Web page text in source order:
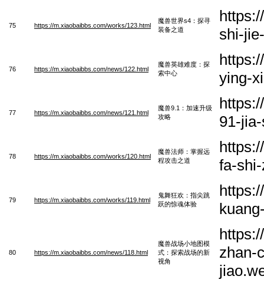
75 https://m.xiaobaibbs.com/works/123.html
魔兽世界s4：探寻
装备之道
shi-
76 https://m.xiaobaibbs.com/news/122.html
魔兽英雄难度：探
索中心
ying-
77 https://m.xiaobaibbs.com/news/121.html
魔兽9.1：加速升级
攻略
91-
78 https://m.xiaobaibbs.com/works/120.html
魔兽法师：掌握远
程攻击之道
fa-
79 https://m.xiaobaibbs.com/works/119.html
鬼舞狂欢：指尖跳
跃的惊魂体验
80 https://m.xiaobaibbs.com/news/118.html
魔兽战场小地图模
式：探索战场的新
视角
zhan-